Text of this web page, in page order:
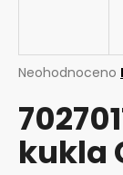
Průměrné
produktu
je
0,0
Neohodnoceno
kukla
j
í
?